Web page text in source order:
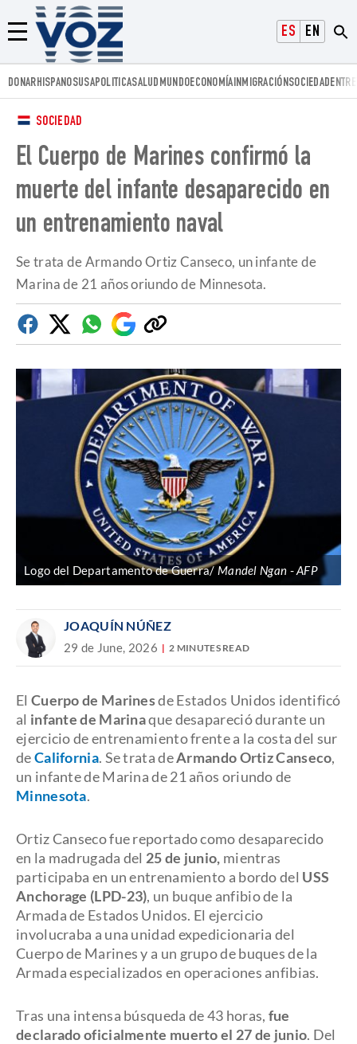
ESPAÑOLENGLISH
Menú
Voz.us
DONARHISPANOSUSAPOLITICASALUD MUNDOECONOMÍAINMIGRACIÓNSOCIEDAD
SOCIEDAD
El Cuerpo de Marines confirmó la
muerte del infante desaparecido en
un entrenamiento naval
Se trata de Armando Ortiz Canseco, un infante de
Marina de 21 años oriundo de Minnesota.
FacebookTwitterWhatsapp
Google
Discover
Copiar
enlace
Logo del Departamento de Guerra/Mandel Ngan AFP
JOAQUÍN NÚÑEZ
29 de June, 2026 2 MINUTES READ
El Cuerpo de Marinesde Estados Unidos identificó
al infante de Marinaque desapareció durante un
ejercicio de entrenamiento frente a la costa del sur
deCalifornia. Se trata deArmando Ortiz Canseco,
un infante de Marina de 21 años oriundo de
Minnesota.
Ortiz Canseco fue reportado como desaparecido
en la madrugada del 25 de junio, mientras
participaba en un entrenamiento a bordo del USS
Anchorage (LPD-23), un buque anfibio de la
Armada de Estados Unidos. El ejercicio
involucraba a una unidad expedicionaria del
Cuerpo de Marines y a un grupo de buques de la
Armada especializados en operaciones anfibias.
Tras una intensa búsqueda de 43 horas, fue
declarado oficialmente muerto el 27 de junio. Del